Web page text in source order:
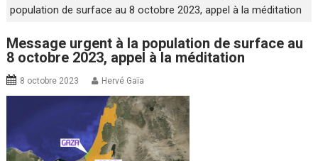
population de surface au 8 octobre 2023, appel à la méditation
Message urgent à la population de surface au
8 octobre 2023, appel à la méditation
8 octobre 2023 Hervé Gaïa